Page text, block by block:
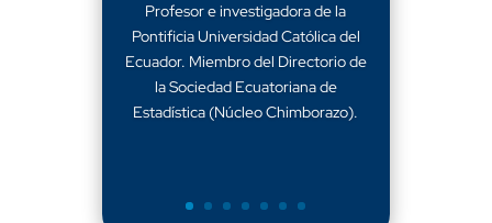
Profesor e investigadora de la
Pontificia Universidad Católica del
Ecuador. Miembro del Directorio de
la Sociedad Ecuatoriana de
Estadística (Núcleo Chimborazo).